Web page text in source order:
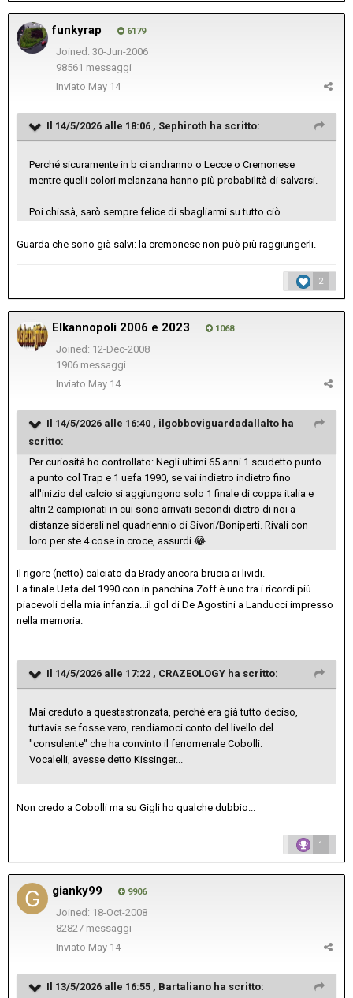
funkyrap 6179
Joined: 30-Jun-2006
98561 messaggi
Inviato May 14
Il 14/5/2026 alle 18:06 , Sephiroth ha scritto:
Perché sicuramente in b ci andranno o Lecce o Cremonese
mentre quelli colori melanzana hanno più probabilità di salvarsi.
Poi chissà, sarò sempre felice di sbagliarmi su tutto ciò.
Guarda che sono già salvi: la cremonese non può più raggiungerli.
2
Elkannopoli 2006 e 2023 1068
Joined: 12-Dec-2008
1906 messaggi
Inviato May 14
Il 14/5/2026 alle 16:40 , ilgobboviguardadallalto ha
scritto:
Per curiosità ho controllato: Negli ultimi 65 anni 1 scudetto punto
a punto col Trap e 1 uefa 1990, se vai indietro indietro fino
all'inizio del calcio si aggiungono solo 1 finale di coppa italia e
altri 2 campionati in cui sono arrivati secondi dietro di noi a
distanze siderali nel quadriennio di Sivori/Boniperti. Rivali con
loro per ste 4 cose in croce, assurdi. 😂
Il rigore (netto) calciato da Brady ancora brucia ai lividi.
La finale Uefa del 1990 con in panchina Zoff è uno tra i ricordi più
piacevoli della mia infanzia...il gol di De Agostini a Landucci impresso
nella memoria.
Il 14/5/2026 alle 17:22 , CRAZEOLOGY ha scritto:
Mai creduto a questastronzata, perché era già tutto deciso,
tuttavia se fosse vero, rendiamoci conto del livello del
"consulente" che ha convinto il fenomenale Cobolli.
Vocalelli, avesse detto Kissinger...
Non credo a Cobolli ma su Gigli ho qualche dubbio...
1
gianky99 9906
Joined: 18-Oct-2008
82827 messaggi
Inviato May 14
Il 13/5/2026 alle 16:55 , Bartaliano ha scritto: